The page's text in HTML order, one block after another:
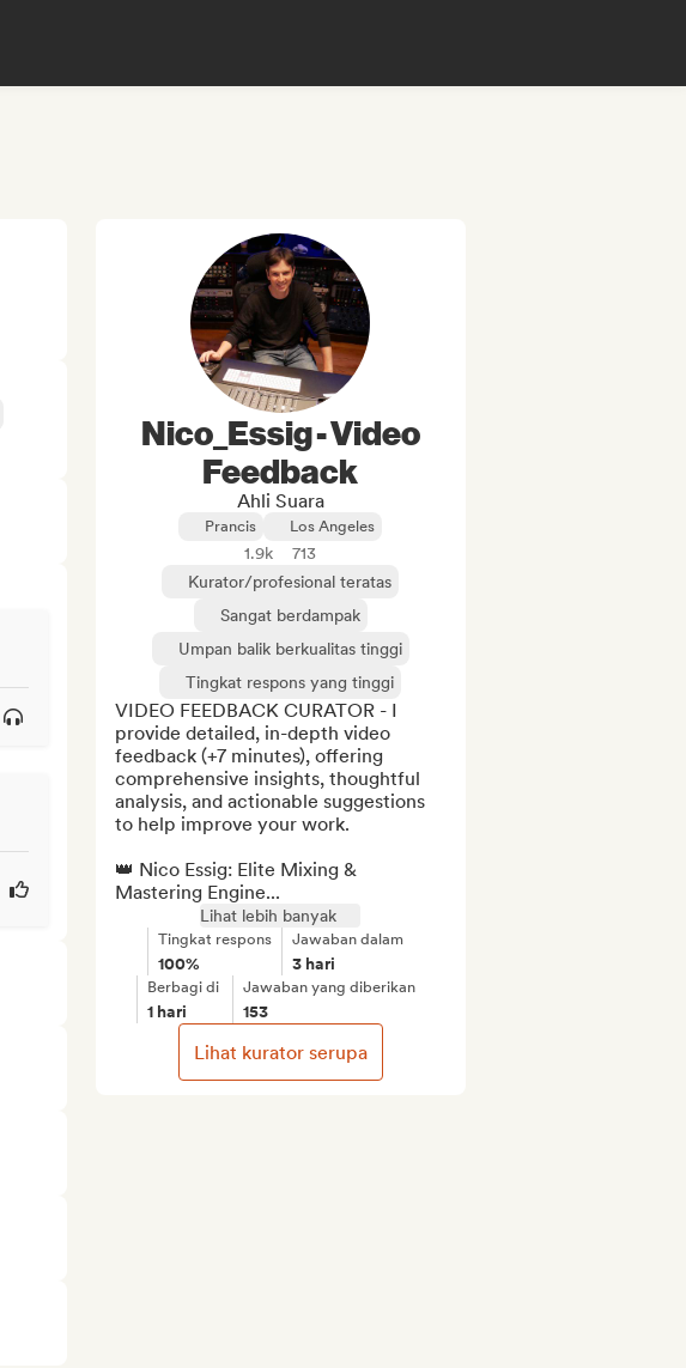
Nico_Essig - Video
Feedback
Ahli Suara
Prancis Los Angeles
1.9k
713
Kurator/profesional teratas
Sangat berdampak
Umpan balik berkualitas tinggi
Tingkat respons yang tinggi
VIDEO FEEDBACK CURATOR - I
provide detailed, in-depth video
feedback (+7 minutes), offering
comprehensive insights, thoughtful
analysis, and actionable suggestions
to help improve your work.
👑 Nico Essig: Elite Mixing &
Mastering Engine...
Lihat lebih banyak
Tingkat respons
100%
Jawaban dalam
3 hari
Berbagi di
1 hari
Jawaban yang diberikan
153
Lihat kurator serupa